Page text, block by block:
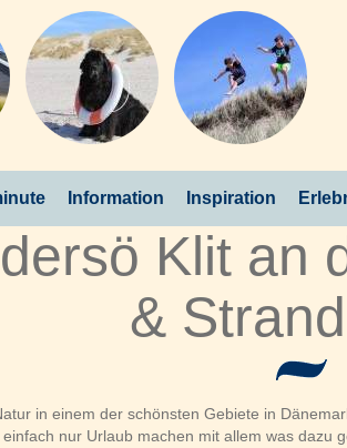
Information Inspiration
Klit an
&
in einem der schönsten Gebiete in
nur Urlaub machen mit allem was